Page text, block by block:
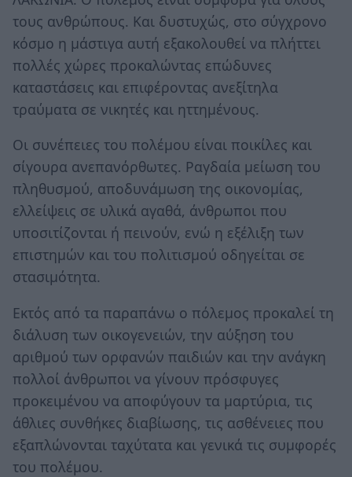
τους ανθρώπους. Και δυστυχώς, στο σύγχρονο
κόσμο η μάστιγα αυτή εξακολουθεί να πλήττει
πολλές χώρες προκαλώντας επώδυνες
καταστάσεις και επιφέροντας ανεξίτηλα
τραύματα σε νικητές και ηττημένους.
Οι συνέπειες του πολέμου είναι ποικίλες και
σίγουρα ανεπανόρθωτες. Ραγδαία μείωση του
πληθυσμού, αποδυνάμωση της οικονομίας,
ελλείψεις σε υλικά αγαθά, άνθρωποι που
υποσιτίζονται ή πεινούν, ενώ η εξέλιξη των
επιστημών και του πολιτισμού οδηγείται σε
στασιμότητα.
Εκτός από τα παραπάνω ο πόλεμος προκαλεί τη
διάλυση των οικογενειών, την αύξηση του
αριθμού των ορφανών παιδιών και την ανάγκη
πολλοί άνθρωποι να γίνουν πρόσφυγες
προκειμένου να αποφύγουν τα μαρτύρια, τις
άθλιες συνθήκες διαβίωσης, τις ασθένειες που
εξαπλώνονται ταχύτατα και γενικά τις συμφορές
του πολέμου.